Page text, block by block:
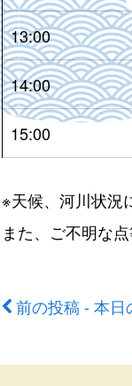
13:00
14:00
15:00
※天候、河川状況
また、ご不明な
前
後
前の投稿 - 本日